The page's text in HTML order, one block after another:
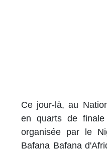
Ce jour-là, au
en quarts de
organisée par le
Bafana Bafana